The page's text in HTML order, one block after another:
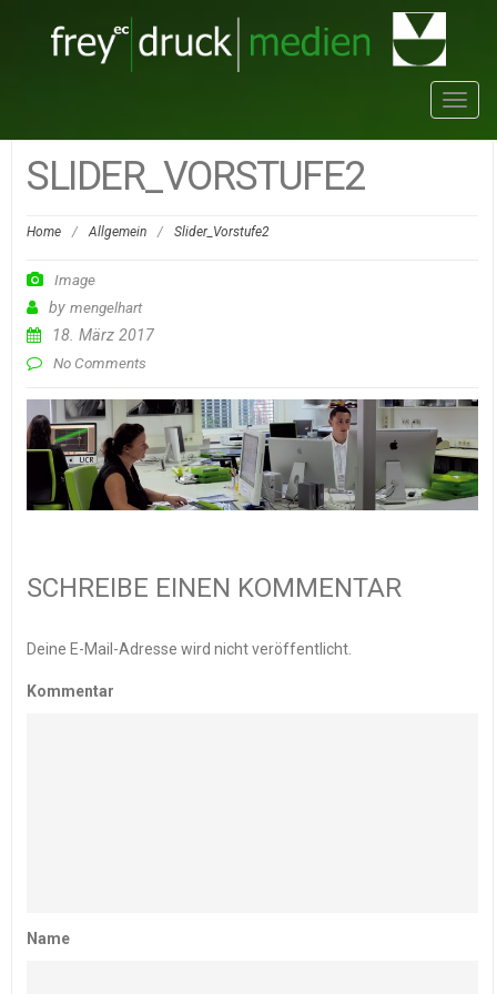
SLIDER_VORSTUFE2
Home / Allgemein / Slider_Vorstufe2
Image
by mengelhart
18. März 2017
No Comments
SCHREIBE EINEN KOMMENTAR
Deine E-Mail-Adresse wird nicht veröffentlicht.
Kommentar
Name